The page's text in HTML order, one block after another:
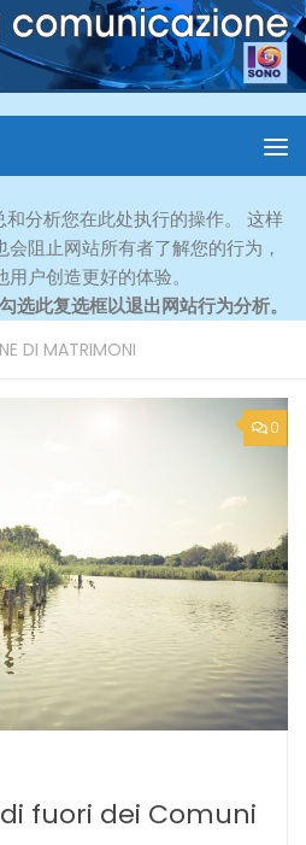
分析您在此处执行的操作。 这样
阻止网站所有者了解您的行为，
户创造更好的体验。
选此复选框以退出网站行为分析。
DI MATRIMONI
0
fuori dei Comuni